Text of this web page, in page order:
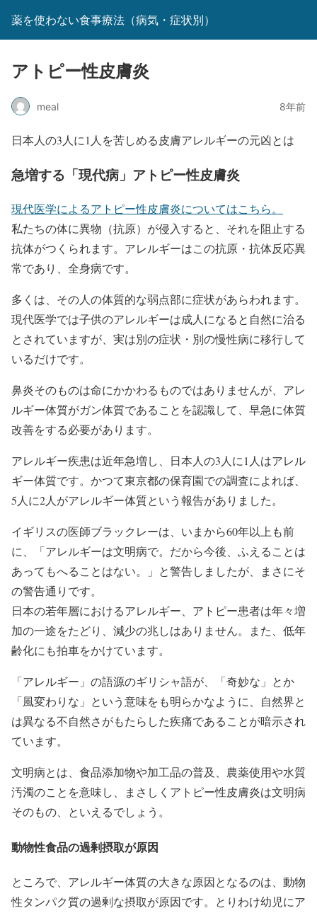
薬を使わない食事療法（病気・症状別）
アトピー性皮膚炎
meal 8年前
日本人の3人に1人を苦しめる皮膚アレルギーの元凶とは
急増する「現代病」アトピー性皮膚炎
現代医学によるアトピー性皮膚炎についてはこちら。
私たちの体に異物（抗原）が侵入すると、それを阻止する
抗体がつくられます。アレルギーはこの抗原・抗体反応異
常であり、全身病です。
多くは、その人の体質的な弱点部に症状があらわれます。
現代医学では子供のアレルギーは成人になると自然に治る
とされていますが、実は別の症状・別の慢性病に移行して
いるだけです。
鼻炎そのものは命にかかわるものではありませんが、アレ
ルギー体質がガン体質であることを認識して、早急に体質
改善をする必要があります。
アレルギー疾患は近年急増し、日本人の3人に1人はアレル
ギー体質です。かつて東京都の保育園での調査によれば、
5人に2人がアレルギー体質という報告がありました。
イギリスの医師ブラックレーは、いまから60年以上も前
に、「アレルギーは文明病で。だから今後、ふえることは
あってもへることはない。」と警告しましたが、まさにそ
の警告通りです。
日本の若年層におけるアレルギー、アトピー患者は年々増
加の一途をたどり、減少の兆しはありません。また、低年
齢化にも拍車をかけています。
「アレルギー」の語源のギリシャ語が、「奇妙な」とか
「風変わりな」という意味をも明らかなように、自然界と
は異なる不自然さがもたらした疾痛であることが暗示され
ています。
文明病とは、食品添加物や加工品の普及、農薬使用や水質
汚濁のことを意味し、まさしくアトピー性皮膚炎は文明病
そのもの、といえるでしょう。
動物性食品の過剰摂取が原因
ところで、アレルギー体質の大きな原因となるのは、動物
性タンパク質の過剰な摂取が原因です。とりわけ幼児にア